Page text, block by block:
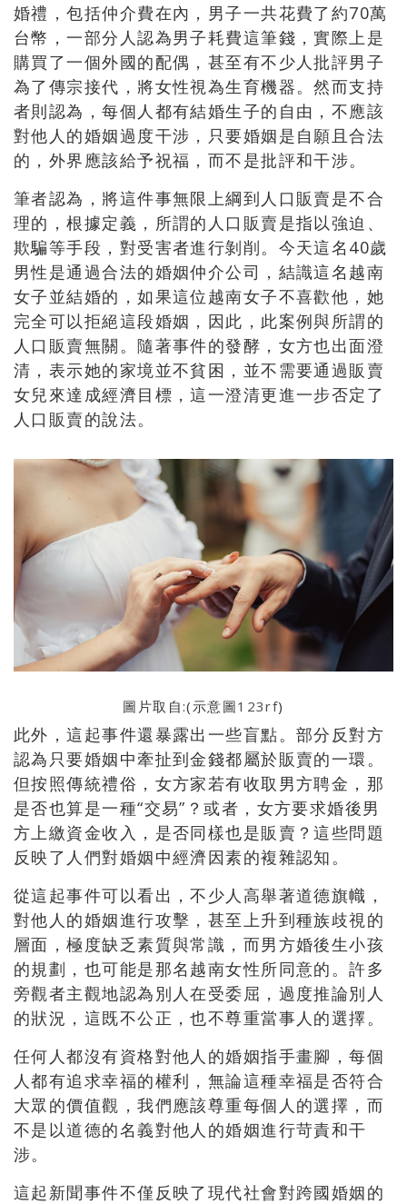
婚禮，包括仲介費在內，男子一共花費了約70萬
台幣，一部分人認為男子耗費這筆錢，實際上是
購買了一個外國的配偶，甚至有不少人批評男子
為了傳宗接代，將女性視為生育機器。然而支持
者則認為，每個人都有結婚生子的自由，不應該
對他人的婚姻過度干涉，只要婚姻是自願且合法
的，外界應該給予祝福，而不是批評和干涉。
筆者認為，將這件事無限上綱到人口販賣是不合
理的，根據定義，所謂的人口販賣是指以強迫、
欺騙等手段，對受害者進行剝削。今天這名40歲
男性是通過合法的婚姻仲介公司，結識這名越南
女子並結婚的，如果這位越南女子不喜歡他，她
完全可以拒絕這段婚姻，因此，此案例與所謂的
人口販賣無關。隨著事件的發酵，女方也出面澄
清，表示她的家境並不貧困，並不需要通過販賣
女兒來達成經濟目標，這一澄清更進一步否定了
人口販賣的說法。
圖片取自:(示意圖123rf)
此外，這起事件還暴露出一些盲點。部分反對方
認為只要婚姻中牽扯到金錢都屬於販賣的一環。
但按照傳統禮俗，女方家若有收取男方聘金，那
是否也算是一種“交易”？或者，女方要求婚後男
方上繳資金收入，是否同樣也是販賣？這些問題
反映了人們對婚姻中經濟因素的複雜認知。
從這起事件可以看出，不少人高舉著道德旗幟，
對他人的婚姻進行攻擊，甚至上升到種族歧視的
層面，極度缺乏素質與常識，而男方婚後生小孩
的規劃，也可能是那名越南女性所同意的。許多
旁觀者主觀地認為別人在受委屈，過度推論別人
的狀況，這既不公正，也不尊重當事人的選擇。
任何人都沒有資格對他人的婚姻指手畫腳，每個
人都有追求幸福的權利，無論這種幸福是否符合
大眾的價值觀，我們應該尊重每個人的選擇，而
不是以道德的名義對他人的婚姻進行苛責和干
涉。
這起新聞事件不僅反映了現代社會對跨國婚姻的